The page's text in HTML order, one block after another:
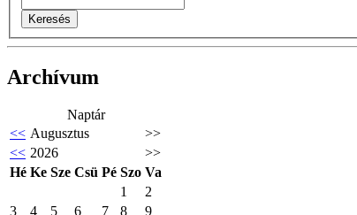
Archívum
Naptár
<< Augusztus
>>
<< 2026
>>
Hé Ke Sze Csü Pé Szo Va
1
2
3
4 5 6 7 8 9